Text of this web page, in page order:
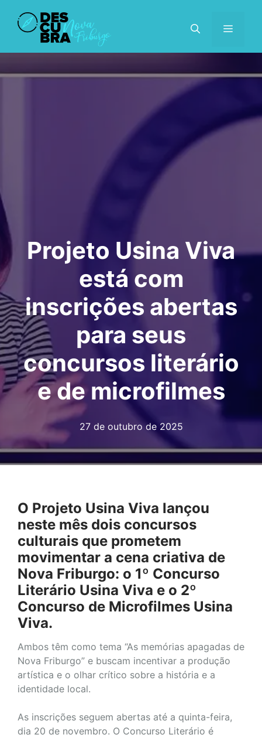
para
MENU
Projeto Usina Viva
está com
inscrições abertas
para seus
concursos literário
e de microfilmes
27 de outubro de 2025
O Projeto Usina Viva lançou
neste mês dois concursos
culturais que prometem
movimentar a cena criativa de
Nova Friburgo: o 1º Concurso
Literário Usina Viva e o 2º
Concurso de Microfilmes Usina
Viva.
Ambos têm como tema “As memórias apagadas de
Nova Friburgo” e buscam incentivar a produção
artística e o olhar crítico sobre a história e a
identidade local.
As inscrições seguem abertas até a quinta-feira,
dia 20 de novembro. O Concurso Literário é